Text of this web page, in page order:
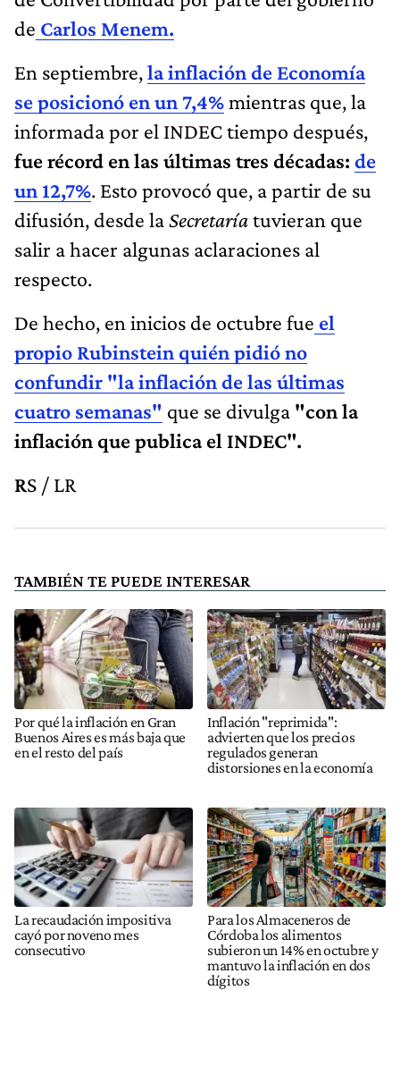
de Carlos Menem.
En septiembre,la inflación de Economía
se posicionó en un 7,4%mientras que, la
informada por el INDEC tiempo después,
fue récord en las últimas tres décadas: de
un 12,7%. Esto provocó que, a partir de su
difusión, desde laSecretaríatuvieran que
salir a hacer algunas aclaraciones al
respecto.
De hecho, en inicios de octubre fue el
propio Rubinstein quién pidió no
confundir "la inflación de las últimas
cuatro semanas" que se divulga "con la
inflación que publica el INDEC".
RS / LR
TAMBIÉN TE PUEDE INTERESAR
Por qué la inflación en Gran
Buenos Aires es más baja que
en el resto del país
Inflación "reprimida":
advierten que los precios
regulados generan
distorsiones en la economía
La recaudación impositiva
cayó por noveno mes
consecutivo
Para los Almaceneros de
Córdoba los alimentos
subieron un 14% en octubre y
mantuvo la inflación en dos
dígitos